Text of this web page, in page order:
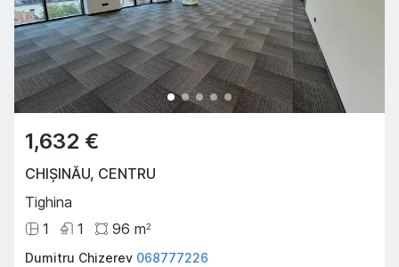
1,632 €
CHIȘINĂU, CENTRU
Tighina
1
1 96 m2
Dumitru Chizerev 068777226